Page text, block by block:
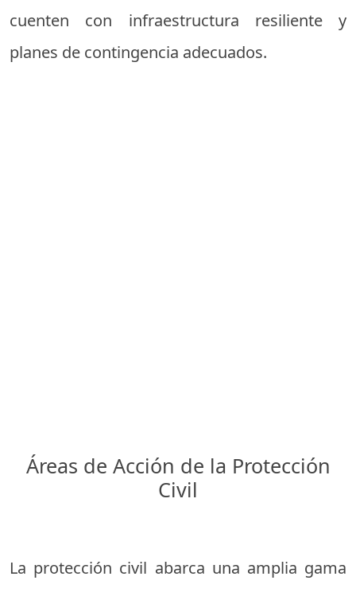
cuenten con infraestructura resiliente y
planes de contingencia adecuados.
Áreas de Acción de la Protección
Civil
La protección civil abarca una amplia gama